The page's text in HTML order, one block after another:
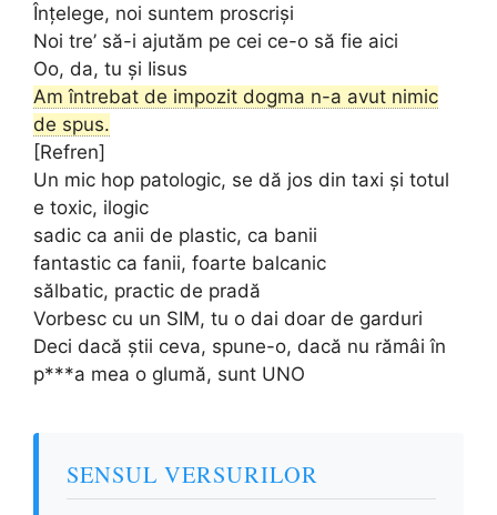
Înțelege, noi suntem proscriși
Noi tre’ să-i ajutăm pe cei ce-o să fie aici
Oo, da, tu și Iisus
Am întrebat de impozit dogma n-a avut nimic
de spus.
[Refren]
Un mic hop patologic, se dă jos din taxi și totul
e toxic, ilogic
sadic ca anii de plastic, ca banii
fantastic ca fanii, foarte balcanic
sălbatic, practic de pradă
Vorbesc cu un SIM, tu o dai doar de garduri
Deci dacă știi ceva, spune-o, dacă nu rămâi în
p***a mea o glumă, sunt UNO
SENSUL VERSURILOR